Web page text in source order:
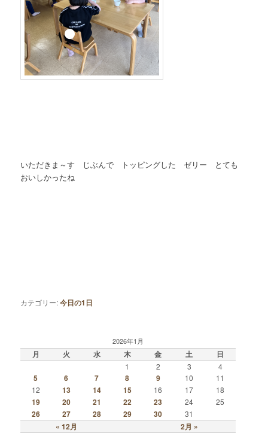
いただきま～す じぶんで トッピングした ゼリー とても
おいしかったね
カテゴリー:今日の1日
2026年1月
月 火 水 木 金 土 日
« 12月 2月 »
1 2 3 4
5 6 7 8 9 10
11
12
13 14 15 16 17 18
19 20 21 22 23 24 25
26 27 28 29 30 31